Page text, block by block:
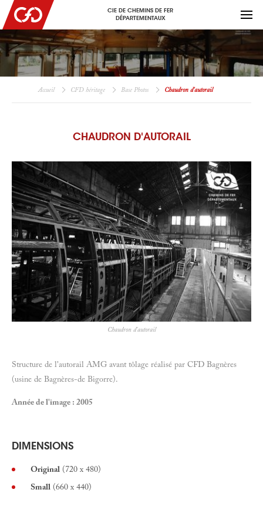
CIE DE CHEMINS DE FER
DÉPARTEMENTAUX
Accueil CFD héritage Base Photos Chaudron d'autorail
CHAUDRON D'AUTORAIL
Structure de l'autorail AMG avant tôlage réalisé par CFD Bagnères
(usine de Bagnères-de Bigorre).
Année de l'image : 2005
DIMENSIONS
Original (720 x 480)
Small (660 x 440)
Chaudron d'autorail